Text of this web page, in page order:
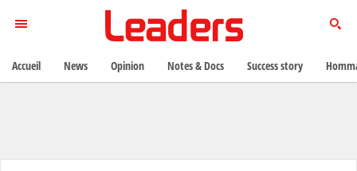
Accueil News Opinion Notes & Docs Success story